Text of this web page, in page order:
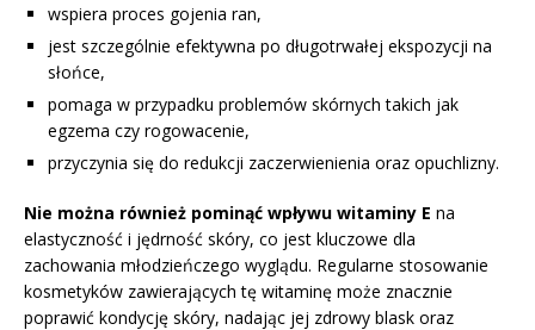
wspiera proces gojenia ran,
jest szczególnie efektywna po długotrwałej ekspozycji na
słońce,
pomaga w przypadku problemów skórnych takich jak
egzema czy rogowacenie,
przyczynia się do redukcji zaczerwienienia oraz opuchlizny.
Nie można również pominąć wpływu witaminy E na
elastyczność i jędrność skóry, co jest kluczowe dla
zachowania młodzieńczego wyglądu. Regularne stosowanie
kosmetyków zawierających tę witaminę może znacznie
poprawić kondycję skóry, nadając jej zdrowy blask oraz